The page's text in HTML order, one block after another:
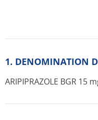
1. DENOMINATION
ARIPIPRAZOLE BGR